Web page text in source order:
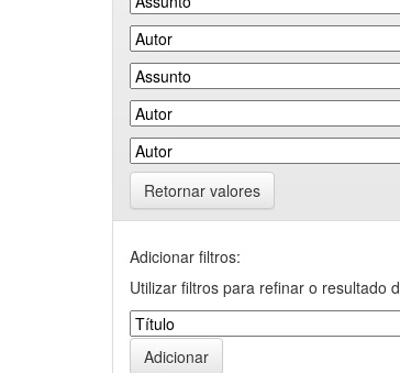
Retornar valores
Adicionar filtros:
Utilizar filtros para refinar o resultado